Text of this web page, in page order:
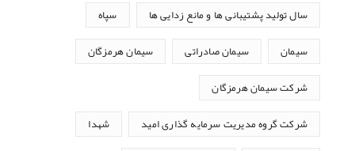
سال تولید پشتیبانی ها و مانع زدایی ها سپاه
سیمان سیمان صادراتی سیمان هرمزگان
شرکت سیمان هرمزگان
شرکت گروه مدیریت سرمایه گذاری امید شهدا